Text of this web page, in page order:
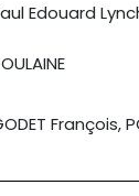
Edouard
François,